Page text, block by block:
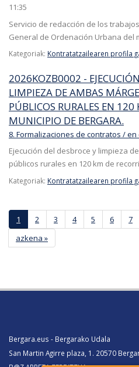
11:35
Servicio de redacción de los
General de Ordenación Urbana del
Kategoriak: Kontratatzailearen profila
2026KOZB0002 -
LIMPIEZA DE AMBAS
PÚBLICOS RURALES EN 120
MUNICIPIO DE BERGARA.
8. Formalizaciones de contratos / en
Ejecución del desbroce y limpieza
públicos rurales en 120 km de
Kategoriak: Kontratatzailearen profila
Orriak
1 2 3 4 5 6 7
azkena »
Bergara.eus - Bergarako Udala
San Martin Agirre plaza, 1. 20570